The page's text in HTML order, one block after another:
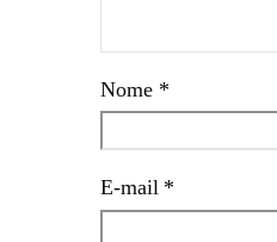
Nome *
E-mail *